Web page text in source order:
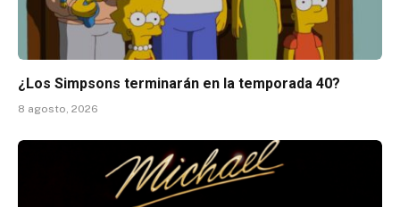
¿Los Simpsons terminarán en la temporada 40?
8 agosto, 2026